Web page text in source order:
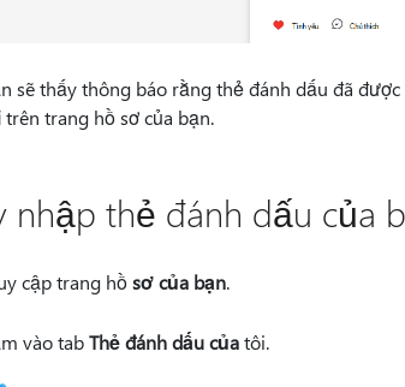
sẽ thấy thông báo rằng thẻ đánh dấu đã
trên trang hồ sơ của bạn.
nhập thẻ đánh dấu của
cập trang hồsơ của bạn.
vào tabThẻ đánh dấu củatôi.